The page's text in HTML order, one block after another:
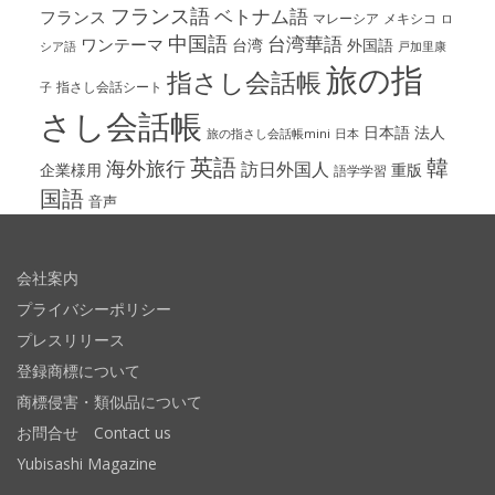
フランス フランス語ベトナム語 マレーシア メキシコ ロ
シア語 ワンテーマ 中国語 台湾 台湾華語 外国語 戸加里康
子 指さし会話シート 指さし会話帳旅の指
さし会話帳 旅の指さし会話帳mini 日本 日本語 法人
企業様用 海外旅行英語訪日外国人 語学学習 重版 韓
国語 音声
会社案内
プライバシーポリシー
プレスリリース
登録商標について
商標侵害・類似品について
お問合せ Contact us
Yubisashi Magazine